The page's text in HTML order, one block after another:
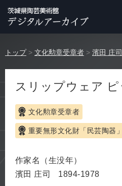
トップ > 文化勲章受章者 > 濱田 庄司
スリップウェア ピ
文化勲章受章者
重要無形文化財「民芸陶器
作家名（生没年）
濱田 庄司
1894-1978